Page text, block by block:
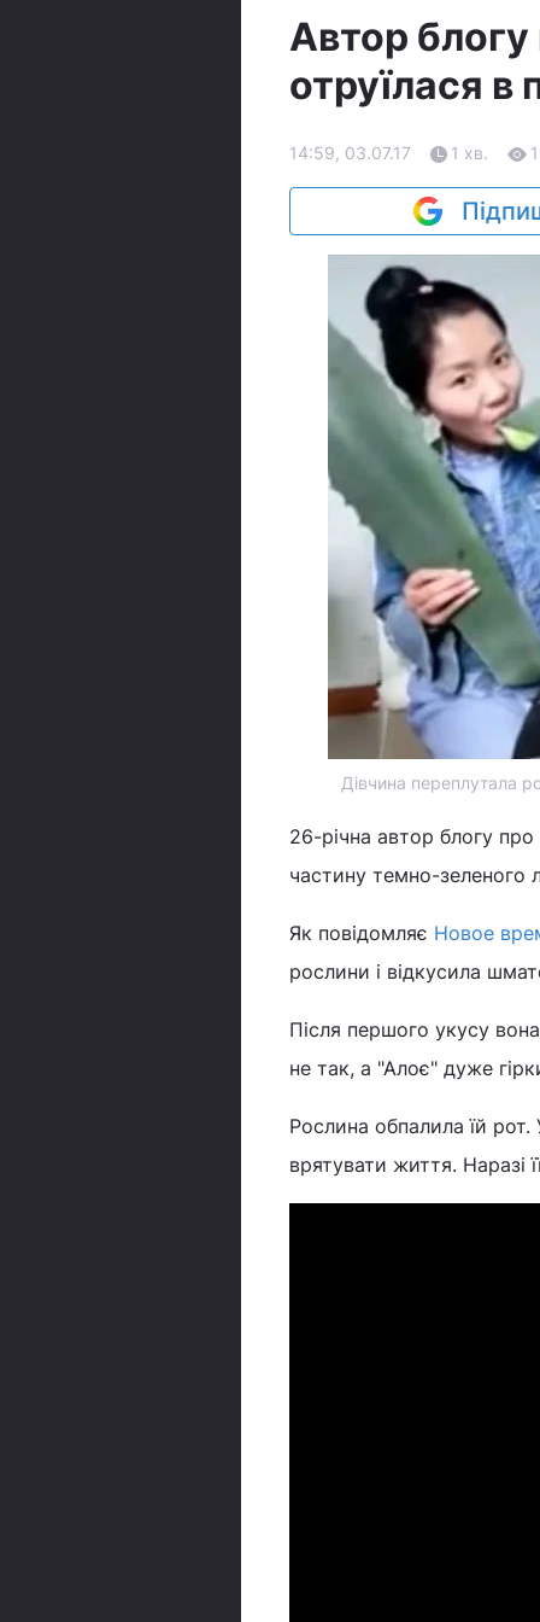
Автор
отруїлася в
14:59, 03.07.17 1 хв.
Дівчина переплутала
26-річна автор блогу
частину темно-
Як повідомляє Новое
рослини і відкусила
Після першого укусу
не так, а "Алоє" дуже
Рослина обпалила їй рот.
врятувати життя. Наразі